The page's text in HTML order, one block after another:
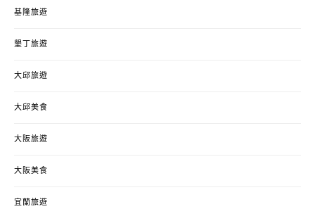
基隆旅遊
墾丁旅遊
大邱旅遊
大邱美食
大阪旅遊
大阪美食
宜蘭旅遊